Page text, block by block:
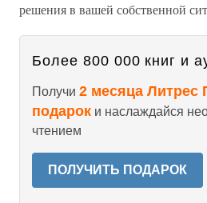
решения в вашей собственной
Более 800 000 книг и
Получи 2 месяца Литрес
подарок и наслаждайся
чтением
ПОЛУЧИТЬ ПОДАРОК